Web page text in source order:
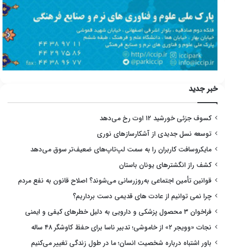
خبر جدید
کسوف جزئی خورشید ۱۲ اوت رخ می‌دهد
توسعه نسل جدیدی از آشکارسازهای نوری
مایکروسافت کاربران را به سمت لپ‌تاپ‌های ضعیف‌تر سوق می‌دهد
کشف راز انگشترهای یونان باستان
قوانین تأمین اجتماعی به‌روزرسانی می‌شوند؟ اصلاح قانون به نفع مردم
چرا نمی توانیم از عادت های قدیمی دست برداریم؟
فراخوان ۳ محصول پزشکی و دارویی به دلیل خطرهای کیفی و ایمنی
نجات «وویجر ۲» از خاموشی؛ تدبیر ناسا برای حفظ کاوشگر ۴۸ ساله
باور اشتباه درباره شخصیت انسان؛ ما در طول زندگی تغییر می‌کنیم